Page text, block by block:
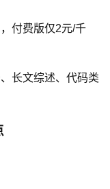
付费版仅2元/千
长文综述、代码类